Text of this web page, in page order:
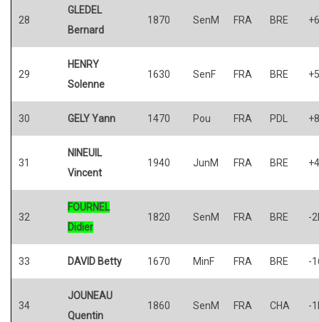
28
GLEDEL
Bernard
1870 SenM FRA BRE
29
HENRY
Solenne
1630 SenF FRA BRE
30 GELY Yann 1470 Pou FRA PDL
31
NINEUIL
Vincent
1940 JunM FRA BRE
32
FOURNEL
Didier
1820 SenM FRA BRE -
33 DAVID Betty 1670 MinF FRA BRE -
34
JOUNEAU
Quentin
1860 SenM FRA CHA -